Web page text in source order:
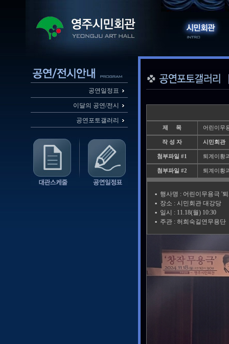
공연일정표
이달의 공연/전시
공연포토갤러리
제 목 어린이무
작 성 자 시민회관
첨부파일 #1 퇴계이황
첨부파일 #2 퇴계이황
▪️ 행사명 : 어린이무용극 '
▪️ 장소 : 시민회관 대강당
▪️ 일시 : 11.18(월) 10:30
▪️ 주관 : 허희숙길연무용단